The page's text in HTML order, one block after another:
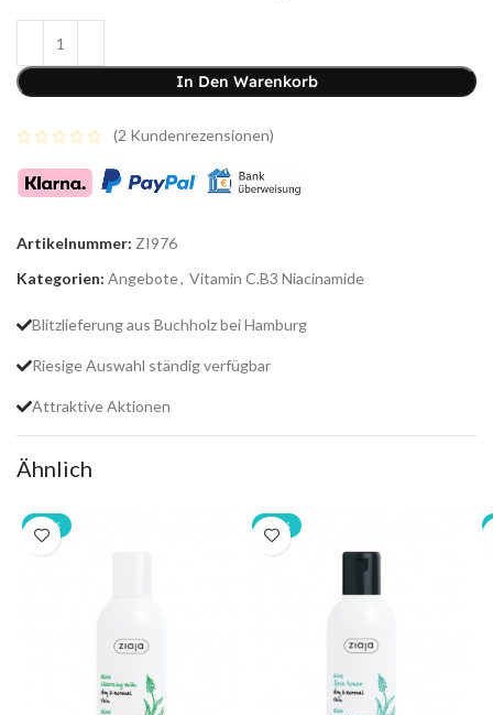
In Den Warenkorb
(2 Kundenrezensionen)
Artikelnummer: ZI976
Kategorien: Angebote, Vitamin C.B3 Niacinamide
Blitzlieferung aus Buchholz bei Hamburg
Riesige Auswahl ständig verfügbar
Attraktive Aktionen
Ähnlich
-20% -20%